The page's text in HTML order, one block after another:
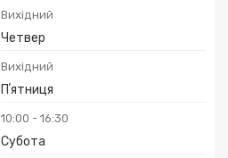
Вихідний
Четвер
Вихідний
Пʼятниця
10:00 16:30
Субота